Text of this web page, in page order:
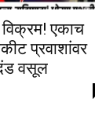
विक्रम! एकाच
प्रवाशांवर
वसूल